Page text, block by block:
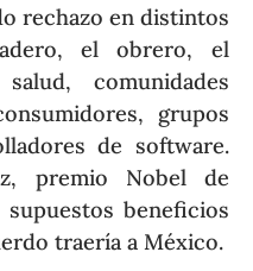
rechazo en distintos
el obrero, el
comunidades
grupos
de software.
premio Nobel de
beneficios
traería a México.